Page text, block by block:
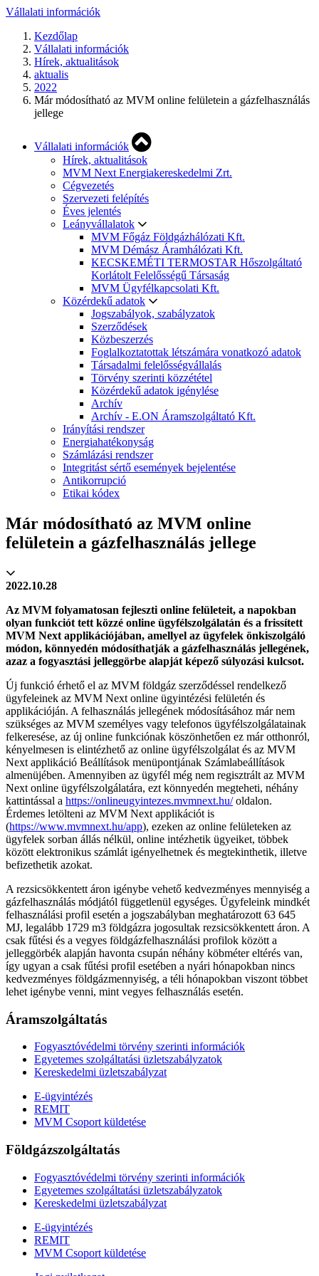
Vállalati információk
Kezdőlap
Vállalati információk
Hírek, aktualitások
aktualis
2022
Már módosítható az MVM online felületein a gázfelhasználás
jellege
Vállalati információk
Hírek, aktualitások
MVM Next Energiakereskedelmi Zrt.
Cégvezetés
Szervezeti felépítés
Éves jelentés
Leányvállalatok
MVM Főgáz Földgázhálózati Kft.
MVM Démász Áramhálózati Kft.
KECSKEMÉTI TERMOSTAR Hőszolgáltató
Korlátolt Felelősségű Társaság
MVM Ügyfélkapcsolati Kft.
Közérdekű adatok
Jogszabályok, szabályzatok
Szerződések
Közbeszerzés
Foglalkoztatottak létszámára vonatkozó adatok
Társadalmi felelősségvállalás
Törvény szerinti közzététel
Közérdekű adatok igénylése
Archív
Archív - E.ON Áramszolgáltató Kft.
Irányítási rendszer
Energiahatékonyság
Számlázási rendszer
Integritást sértő események bejelentése
Antikorrupció
Etikai kódex
Már módosítható az MVM online
felületein a gázfelhasználás jellege
2022.10.28
Az MVM folyamatosan fejleszti online felületeit, a napokban
olyan funkciót tett közzé online ügyfélszolgálatán és a frissített
MVM Next applikációjában, amellyel az ügyfelek önkiszolgáló
módon, könnyedén módosíthatják a gázfelhasználás jellegének,
azaz a fogyasztási jelleggörbe alapját képező súlyozási kulcsot.
Új funkció érhető el az MVM földgáz szerződéssel rendelkező
ügyfeleinek az MVM Next online ügyintézési felületén és
applikációján. A felhasználás jellegének módosításához már nem
szükséges az MVM személyes vagy telefonos ügyfélszolgálatainak
felkeresése, az új online funkciónak köszönhetően ez már otthonról,
kényelmesen is elintézhető az online ügyfélszolgálat és az MVM
Next applikáció Beállítások menüpontjának Számlabeállítások
almenüjében. Amennyiben az ügyfél még nem regisztrált az MVM
Next online ügyfélszolgálatára, ezt könnyedén megteheti, néhány
kattintással a https://onlineugyintezes.mvmnext.hu/oldalon.
Érdemes letölteni az MVM Next applikációt is
(https://www.mvmnext.hu/app), ezeken az online felületeken az
ügyfelek sorban állás nélkül, online intézhetik ügyeiket, többek
között elektronikus számlát igényelhetnek és megtekinthetik, illetve
befizethetik azokat.
A rezsicsökkentett áron igénybe vehető kedvezményes mennyiség a
gázfelhasználás módjától függetlenül egységes. Ügyfeleink mindkét
felhasználási profil esetén a jogszabályban meghatározott 63 645
MJ, legalább 1729 m3 földgázra jogosultak rezsicsökkentett áron. A
csak fűtési és a vegyes földgázfelhasználási profilok között a
jelleggörbék alapján havonta csupán néhány köbméter eltérés van,
így ugyan a csak fűtési profil esetében a nyári hónapokban nincs
kedvezményes földgázmennyiség, a téli hónapokban viszont többet
lehet igénybe venni, mint vegyes felhasználás esetén.
Áramszolgáltatás
Fogyasztóvédelmi törvény szerinti információk
Egyetemes szolgáltatási üzletszabályzatok
Kereskedelmi üzletszabályzat
E-ügyintézés
REMIT
MVM Csoport küldetése
Földgázszolgáltatás
Fogyasztóvédelmi törvény szerinti információk
Egyetemes szolgáltatási üzletszabályzatok
Kereskedelmi üzletszabályzat
E-ügyintézés
REMIT
MVM Csoport küldetése